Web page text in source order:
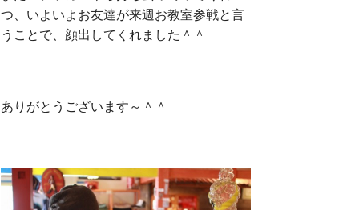
つ、いよいよお友達が来週お教室参戦と言
うことで、顔出してくれました＾＾
ありがとうございます～＾＾